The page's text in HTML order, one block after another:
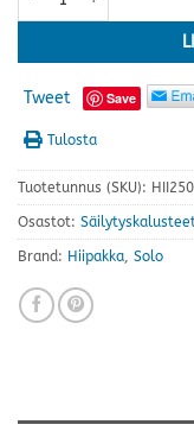
Tweet Save
Tulosta
Tuotetunnus (SKU):
Osastot:
Brand: Hiipakka, Solo